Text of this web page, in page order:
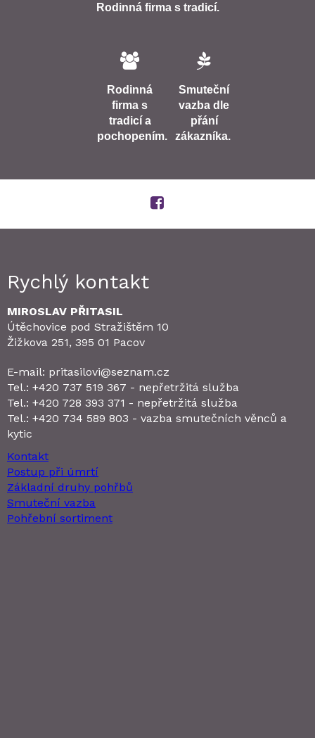
Rodinná firma s tradicí.
Rodinná
firma s
tradicí a
pochopením.
Smuteční
vazba dle
přání
zákazníka.
Rychlý kontakt
MIROSLAV PŘITASIL
Útěchovice pod Stražištěm 10
Žižkova 251, 395 01 Pacov
E-mail: pritasilovi@seznam.cz
Tel.: +420 737 519 367 - nepřetržitá služba
Tel.: +420 728 393 371 - nepřetržitá služba
Tel.: +420 734 589 803 - vazba smutečních věnců a
kytic
Kontakt
Postup při úmrtí
Základní druhy pohřbů
Smuteční vazba
Pohřební sortiment